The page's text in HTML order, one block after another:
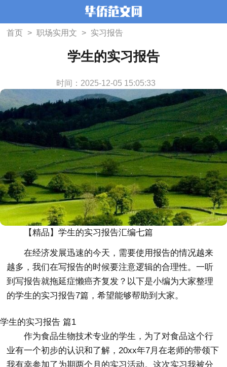
首页 > 职场实用文 > 实习报告
学生的实习报告
时间：2025-12-05 15:05:33
【精品】学生的实习报告汇编七篇
在经济发展迅速的今天，需要使用报告的情况越来
越多，我们在写报告的时候要注意逻辑的合理性。一听
到写报告就拖延症懒癌齐复发？以下是小编为大家整理
的学生的实习报告7篇，希望能够帮助到大家。
学生的实习报告 篇1
作为食品生物技术专业的学生，为了对食品这个行
业有一个初步的认识和了解，20xx年7月在老师的带领下
我有幸参加了为期两个月的实习活动。这次实习我被分